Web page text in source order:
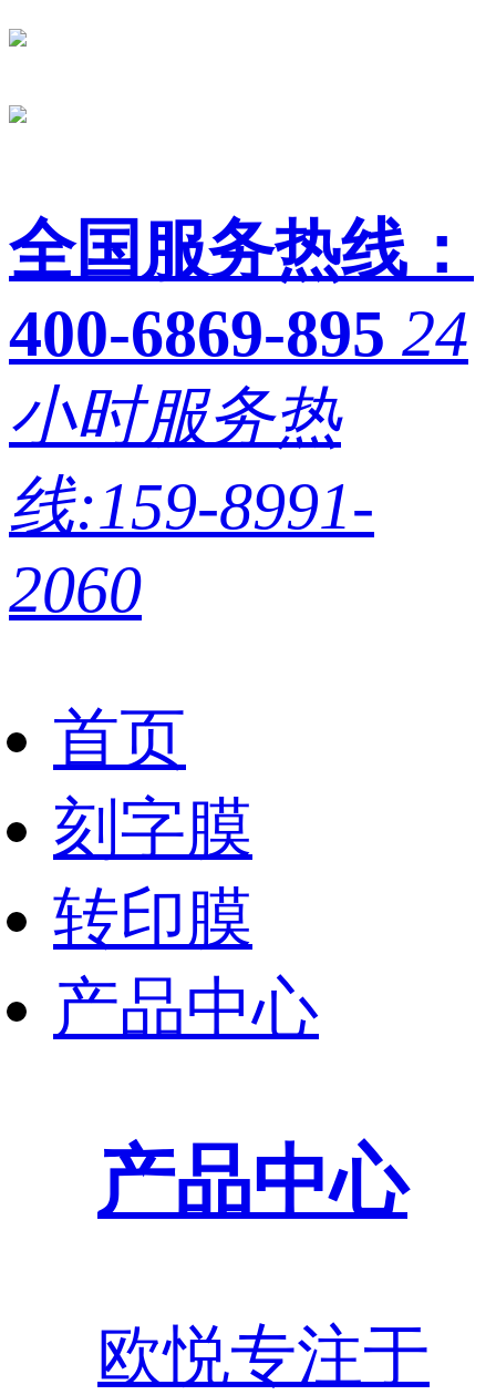
全国服务热线：
400-6869-895 24
小时服务热
线:159-8991-
2060
首页
刻字膜
转印膜
产品中心
产品中心
欧悦专注于